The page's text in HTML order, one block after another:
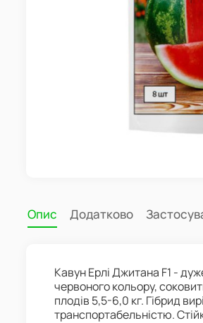
Опис Додатково
Кавун Ерлі Джитана F1 -
червоного кольору,
плодів 5,5-6,0 кг. Гібрид
транспортабельністю.